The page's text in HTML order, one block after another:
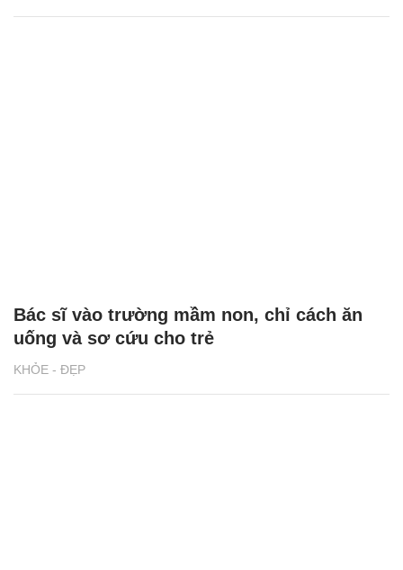
KHỎE - ĐẸP
Bác sĩ vào trường mầm non, chỉ cách ăn
uống và sơ cứu cho trẻ